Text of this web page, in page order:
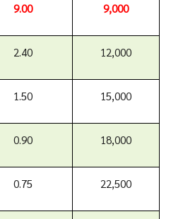
9.00 9,000
2.40 12,000
1.50 15,000
0.90 18,000
0.75 22,500